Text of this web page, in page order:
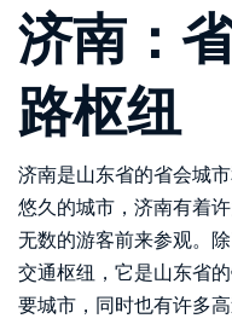
济南：
路枢纽
济南是山东省的省会城
悠久的城市，济南有着
无数的游客前来参观。
交通枢纽，它是山东省
要城市，同时也有许多